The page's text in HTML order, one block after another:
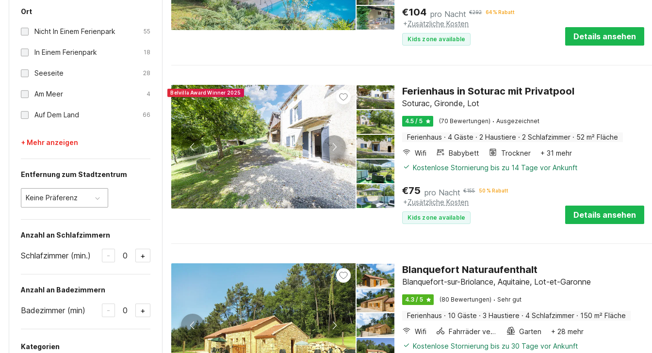
Ort
Nicht In Einem Ferienpark 55
In Einem Ferienpark 18
Seeseite 28
Am Meer 4
Auf Dem Land 66
+ Mehr anzeigen
Entfernung zum Stadtzentrum
Keine Präferenz
Anzahl an Schlafzimmern
Schlafzimmer (min.) - 0 +
Anzahl an Badezimmern
Badezimmer (min) - 0 +
Kategorien
€104 pro Nacht €292 64 % Rabatt
+Zusätzliche Kosten
Kids zone available Details ansehen
Belvilla Award Winner 2025 Ferienhaus in Soturac mit Privatpool
Soturac, Gironde, Lot
4.5 / 5 (70 Bewertungen) · Ausgezeichnet
Ferienhaus · 4 Gäste · 2 Haustiere · 2 Schlafzimmer · 52 m² Fläche
Wifi
Babybett Trockner
+ 31 mehr
Kostenlose Stornierung bis zu 14 Tage vor Ankunft
€75 pro Nacht €155 50 % Rabatt
+Zusätzliche Kosten
Kids zone available Details ansehen
Blanquefort Naturaufenthalt
Blanquefort-sur-Briolance, Aquitaine, Lot-et-Garonne
4.3 / 5 (80 Bewertungen) · Sehr gut
Ferienhaus · 10 Gäste · 3 Haustiere · 4 Schlafzimmer · 150 m² Fläche
Wifi
Fahrräder verfügbar Garten
+ 28 mehr
Kostenlose Stornierung bis zu 30 Tage vor Ankunft